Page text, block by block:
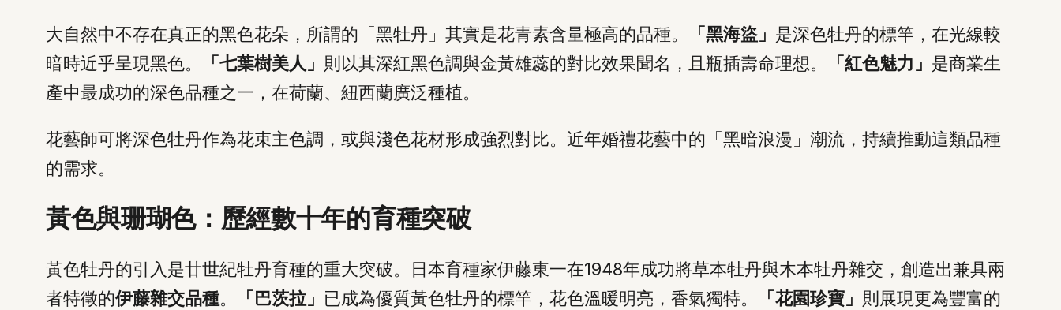
大自然中不存在真正的黑色花朵，所謂的「黑牡丹」其實是花青素含量極高的品種。 「黑海盜」 是深色牡丹的標竿，在光線較
暗時近乎呈現黑色。
「七葉樹美人」 則以其深紅黑色調與金黃雄蕊的對比效果聞名，且瓶插壽命理想。 「紅色魅力」 是商業生
產中最成功的深色品種之一，在荷蘭、紐西蘭廣泛種植。
花藝師可將深色牡丹作為花束主色調，或與淺色花材形成強烈對比。近年婚禮花藝中的「黑暗浪漫」潮流，持續推動這類品種
的需求。
黃色與珊瑚色：歷經數十年的育種突破
黃色牡丹的引入是廿世紀牡丹育種的重大突破。日本育種家伊藤東一在1948年成功將草本牡丹與木本牡丹雜交，創造出兼具兩
者特徵的伊藤雜交品種。 「巴茨拉」 已成為優質黃色牡丹的標竿，花色溫暖明亮，香氣獨特。 「花園珍寶」 則展現更為豐富的